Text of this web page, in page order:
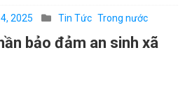
2025 Tin Tức Trong nước
bảo đảm an sinh xã